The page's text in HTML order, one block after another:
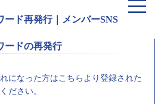
ド再発行｜メンバーSNS
ードの再発行
になった方はこちらより登録された
ださい。